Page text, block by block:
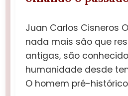
Juan Carlos Cisneros
nada mais são que
antigas, são
humanidade desde
O homem pré-